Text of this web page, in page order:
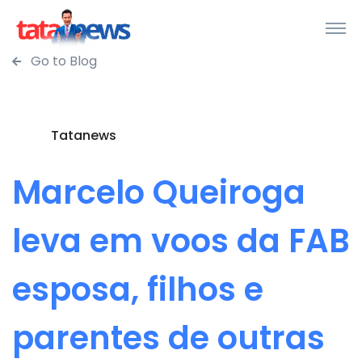
Go to Blog
Tatanews
Marcelo Queiroga
leva em voos da FAB
esposa, filhos e
parentes de outras